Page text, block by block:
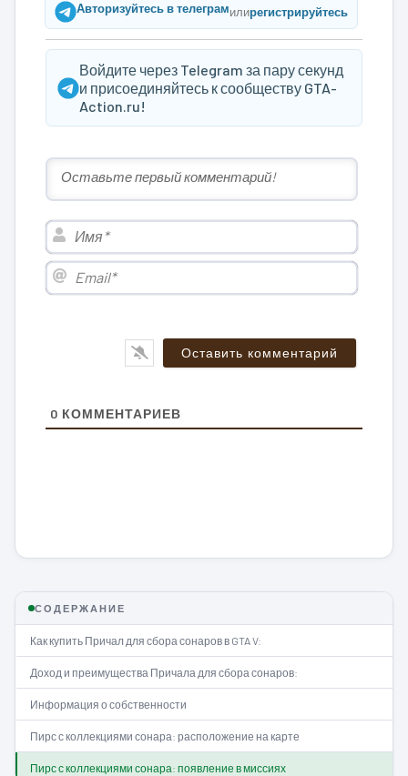
Авторизуйтесь в телеграмилирегистрируйтесь
Войдите через Telegram за пару секунд
и присоединяйтесь к сообществу GTA-
Action.ru!
Имя*
Email*
0 КОММЕНТАРИЕВ
СОДЕРЖАНИЕ
Как купить Причал для сбора сонаров в GTA V:
Доход и преимущества Причала для сбора сонаров:
Информация о собственности
Пирс с коллекциями сонара: расположение на карте
Пирс с коллекциями сонара: появление в миссиях